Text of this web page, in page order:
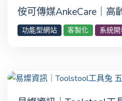
侒可傳媒AnkeCare｜高
功能型網站 客製化 系統